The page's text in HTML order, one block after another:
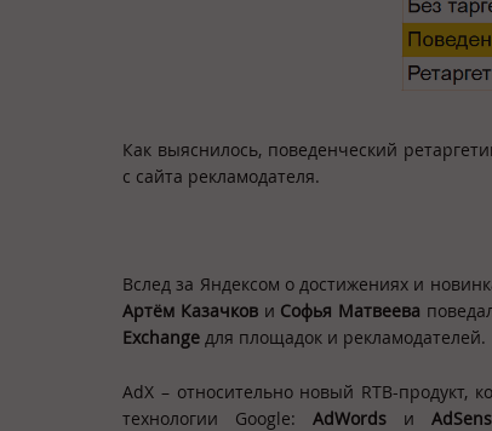
Как выяснилось, поведенческий
с сайта рекламодателя.
Вслед за Яндексом о достижениях и
Артём Казачкови Софья Матвеева
Exchange для площадок и рекламодателей.
AdX – относительно новый RTB-продукт,
технологии Google: AdWords и